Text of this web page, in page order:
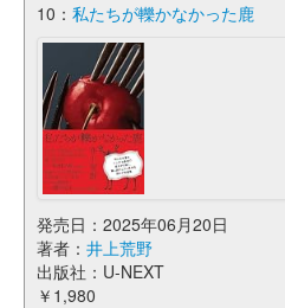
10： 私たちが轢かなかった鹿
発売日：2025年06月20日
著者： 井上荒野
出版社：U-NEXT
￥1,980